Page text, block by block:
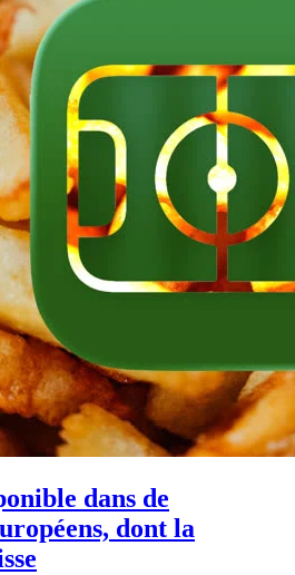
dans de
dont la